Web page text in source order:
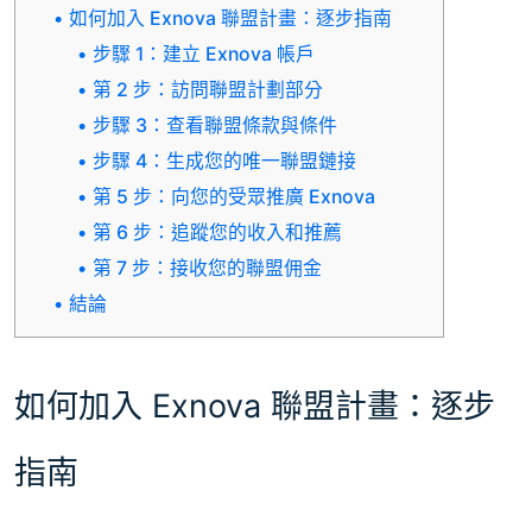
如何加入 Exnova 聯盟計畫：逐步指南
步驟 1：建立 Exnova 帳戶
第 2 步：訪問聯盟計劃部分
步驟 3：查看聯盟條款與條件
步驟 4：生成您的唯一聯盟鏈接
第 5 步：向您的受眾推廣 Exnova
第 6 步：追蹤您的收入和推薦
第 7 步：接收您的聯盟佣金
結論
如何加入 Exnova 聯盟計畫：逐步
指南